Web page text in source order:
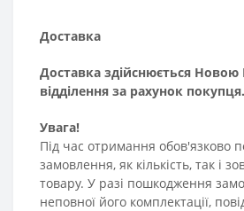
Доставка
Доставка здійснюється
відділення за рахунок покупця.
Увага!
Під час отримання обов'язково
замовлення, як кількість, так і
товару. У разі пошкодження
неповної його комплектації,